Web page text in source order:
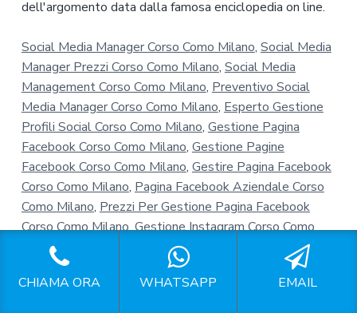
dell'argomento data dalla famosa enciclopedia on line.
Social Media Manager Corso Como Milano, Social Media
Manager Prezzi Corso Como Milano, Social Media
Management Corso Como Milano, Preventivo Social
Media Manager Corso Como Milano, Esperto Gestione
Profili Social Corso Como Milano, Gestione Pagina
Facebook Corso Como Milano, Gestione Pagine
Facebook Corso Como Milano, Gestire Pagina Facebook
Corso Como Milano, Pagina Facebook Aziendale Corso
Como Milano, Prezzi Per Gestione Pagina Facebook
Corso Como Milano,Gestione Instagram Corso Como
Milano
Gestione Pagine Instagram Corso Como Milano
Gestione Account Instagram Corso Como Milano,
Gestione Profili Instagram Corso Como Milano ,
CHIAMA ORA WHATSAPP EMAIL